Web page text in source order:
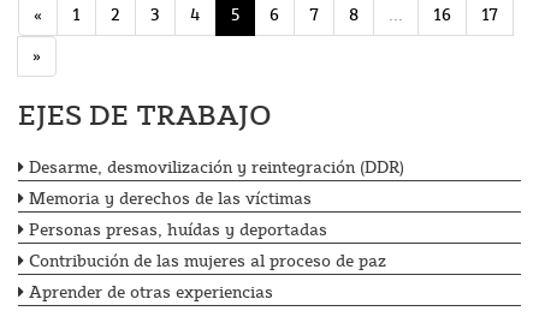
« 1 2 3 4 5 6 7 8 ... 16
17
»
EJES DE TRABAJO
Desarme, desmovilización y reintegración (DDR)
Memoria y derechos de las víctimas
Personas presas, huídas y deportadas
Contribución de las mujeres al proceso de paz
Aprender de otras experiencias